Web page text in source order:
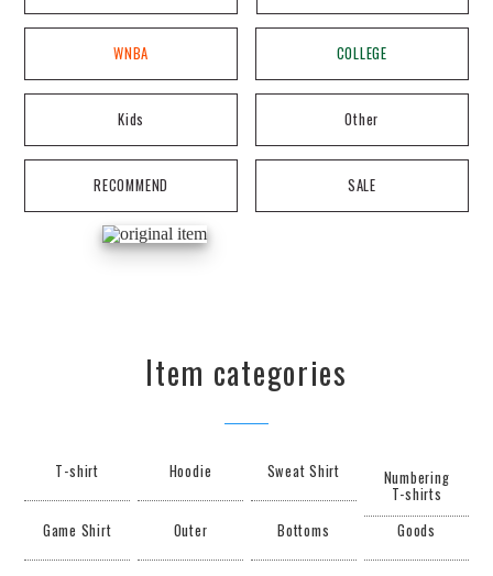
WNBA COLLEGE
Kids Other
RECOMMEND SALE
Item categories
T-shirt Hoodie Sweat Shirt Numbering
T-shirts
Game Shirt
Outer Bottoms Goods